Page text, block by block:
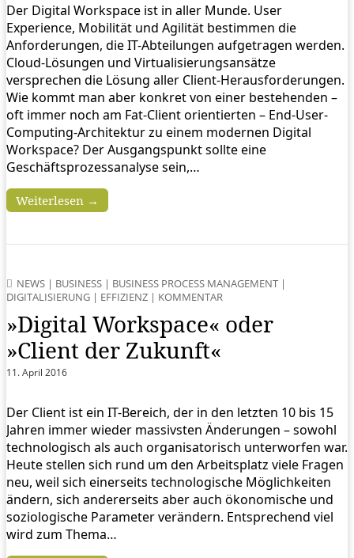
Der Digital Workspace ist in aller Munde. User
Experience, Mobilität und Agilität bestimmen die
Anforderungen, die IT-Abteilungen aufgetragen werden.
Cloud-Lösungen und Virtualisierungsansätze
versprechen die Lösung aller Client-Herausforderungen.
Wie kommt man aber konkret von einer bestehenden –
oft immer noch am Fat-Client orientierten – End-User-
Computing-Architektur zu einem modernen Digital
Workspace? Der Ausgangspunkt sollte eine
Geschäftsprozessanalyse sein,…
Weiterlesen →
NEWS | BUSINESS | BUSINESS PROCESS MANAGEMENT |
DIGITALISIERUNG | EFFIZIENZ | KOMMENTAR
»Digital Workspace« oder
»Client der Zukunft«
11. April 2016
Der Client ist ein IT-Bereich, der in den letzten 10 bis 15
Jahren immer wieder massivsten Änderungen – sowohl
technologisch als auch organisatorisch unterworfen war.
Heute stellen sich rund um den Arbeitsplatz viele Fragen
neu, weil sich einerseits technologische Möglichkeiten
ändern, sich andererseits aber auch ökonomische und
soziologische Parameter verändern. Entsprechend viel
wird zum Thema…